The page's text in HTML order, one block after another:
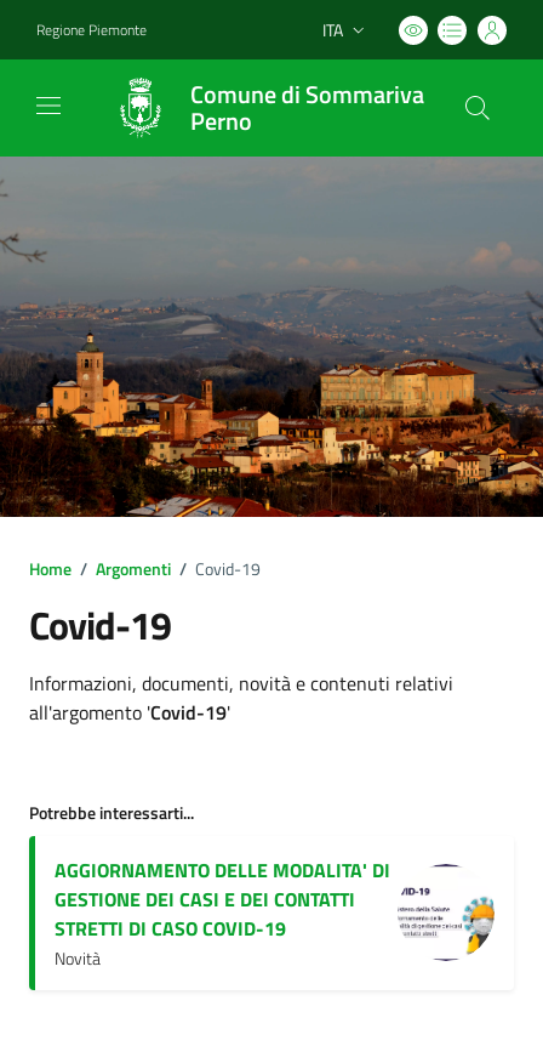
Regione Piemonte Lingua attiva:
ITA
Comune di Sommariva
Perno
Home / Argomenti / Covid-19
Covid-19
Dettagli argomento
Informazioni, documenti, novità e contenuti relativi
all'argomento 'Covid-19'
Potrebbe interessarti...
AGGIORNAMENTO DELLE MODALITA' DI
GESTIONE DEI CASI E DEI CONTATTI
STRETTI DI CASO COVID-19
Novità